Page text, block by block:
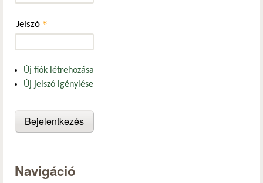
Jelszó *
Új fiók létrehozása
Új jelszó igénylése
Navigáció